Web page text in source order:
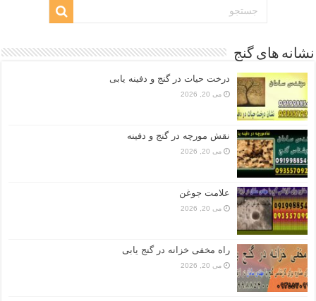
نشانه های گنج
درخت حیات در گنج و دفینه یابی
می 20, 2026
نقش مورچه در گنج و دفینه
می 20, 2026
علامت جوغن
می 20, 2026
راه مخفی خزانه در گنج یابی
می 20, 2026